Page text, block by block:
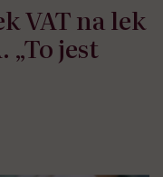
VAT na lek
„To jest